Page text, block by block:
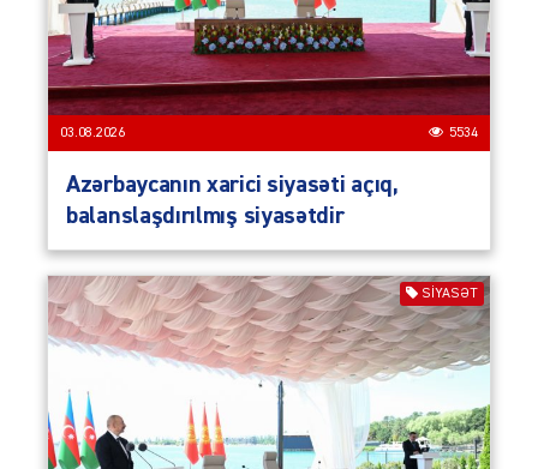
03.08.2026 5534
Azərbaycanın xarici siyasəti açıq,
balanslaşdırılmış siyasətdir
SIYASƏT